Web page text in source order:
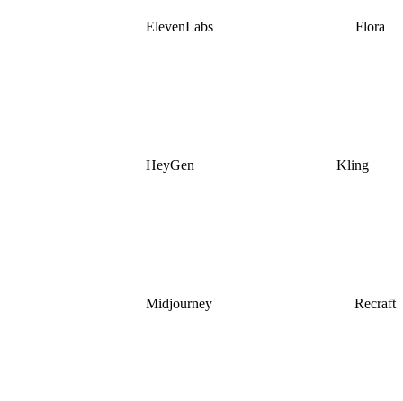
ElevenLabs Flora
HeyGen Kling
Midjourney Recraft